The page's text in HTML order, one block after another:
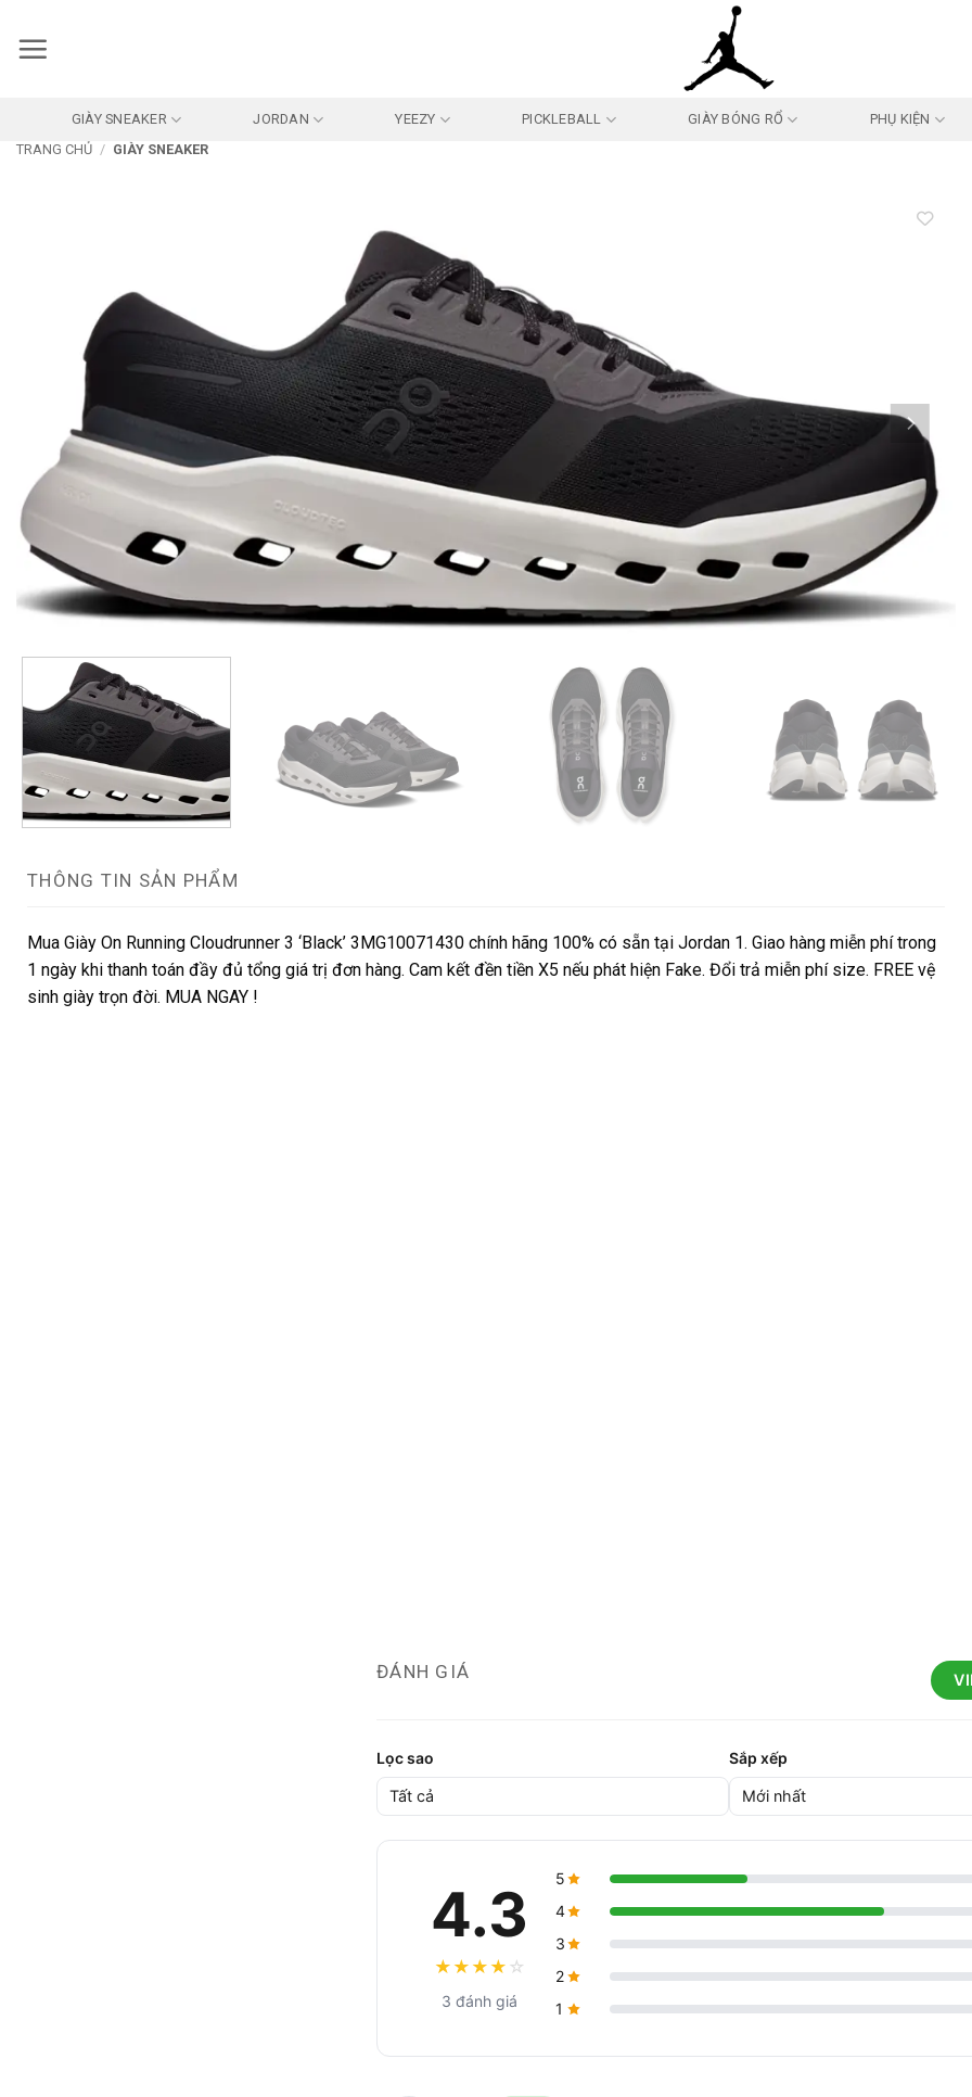
qua
GIÀY SNEAKER JORDAN YEEZY PICKLEBALL GIÀY BÓNG RỔ
PHỤ KIỆN
TRANG CHỦ / GIÀY SNEAKER
THÔNG TIN SẢN PHẨM
Mua Giày On Running Cloudrunner 3 ‘Black’ 3MG10071430 chính hãng 100% có sẵn tại Jordan 1. Giao hàng miễn phí trong
1 ngày khi thanh toán đầy đủ tổng giá trị đơn hàng. Cam kết đền tiền X5 nếu phát hiện Fake. Đổi trả miễn phí size. FREE vệ
sinh giày trọn đời. MUA NGAY !
ĐÁNH GIÁ
Lọc sao Sắp xếp
4.3
★ ★ ★ ★ ☆
3 đánh giá
5
4
3
2
1